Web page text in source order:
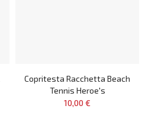
Copritesta Racchetta Beach
Tennis Heroe's
10,00 €